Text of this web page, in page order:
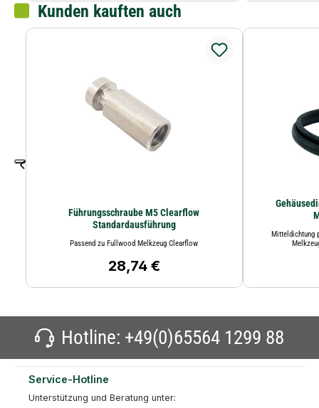
Kunden kauften auch
Führungsschraube M5 Clearflow
Standardausführung
Passend zu Fullwood Melkzeug Clearflow
Regulärer Preis:
28,74 €
Mitteldichtung
Hotline: +49(0)65564 1299 88
Service-Hotline
Unterstützung und Beratung unter: